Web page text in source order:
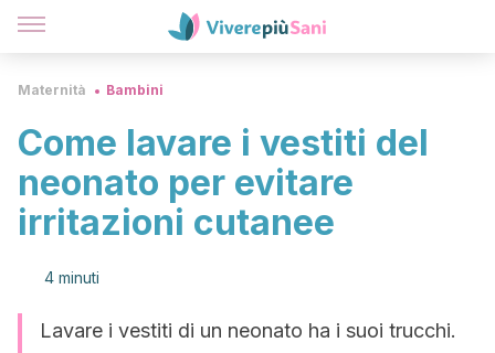
Maternità Bambini
Come lavare i vestiti del
neonato per evitare
irritazioni cutanee
4 minuti
Lavare i vestiti di un neonato ha i suoi trucchi.